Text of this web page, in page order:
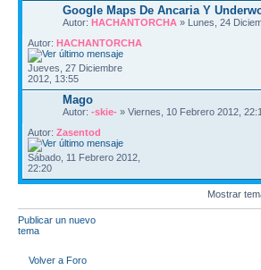
Google Maps De Ancaria Y
Autor: HACHANTORCHA » Lunes, 24
Autor: HACHANTORCHA
Jueves, 27 Diciembre
2012, 13:55
Mago
Autor: -skie- » Viernes, 10 Febrero 2012,
Autor: Zasentod
Sábado, 11 Febrero 2012,
22:20
Mostrar
Publicar un nuevo
tema
Volver a Foro